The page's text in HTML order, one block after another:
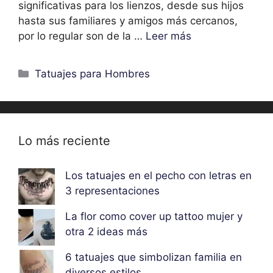
significativas para los lienzos, desde sus hijos
hasta sus familiares y amigos más cercanos,
por lo regular son de la … Leer más
Categorías
Tatuajes para Hombres
Lo más reciente
Los tatuajes en el pecho con letras en
3 representaciones
La flor como cover up tattoo mujer y
otra 2 ideas más
6 tatuajes que simbolizan familia en